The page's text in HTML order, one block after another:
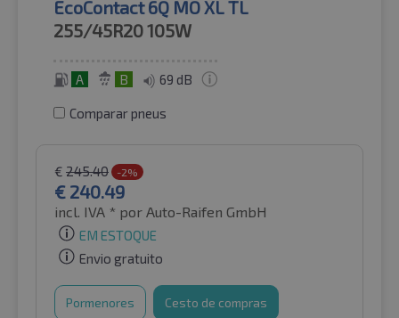
EcoContact 6Q MO XL TL
255/45R20105W
A B 69 dB
Comparar pneus
€ 245.40 -2%
€ 240.49
incl. IVA * por Auto-Raifen GmbH
EM ESTOQUE
Envio gratuito
Pormenores Cesto de compras